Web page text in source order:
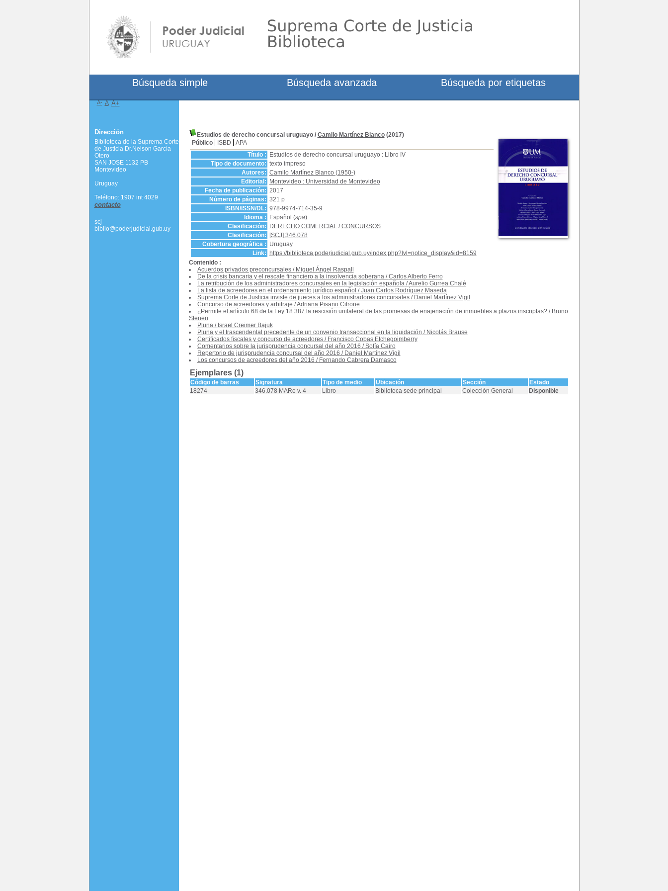
Estudios de derecho concursal uruguayo/ Camilo Martínez Blanco(2017)
Público
ISBD
APA
Título :
Estudios de derecho concursal uruguayo : Libro IV
Tipo de documento: texto impreso
Autores: Camilo Martínez Blanco (1950-)
Editorial:
Montevideo : Universidad de Montevideo
Fecha de publicación: 2017
Número de páginas: 321 p
ISBN/ISSN/DL: 978-9974-714-35-9
Idioma :
Español (spa)
Clasificación:
DERECHO COMERCIAL/CONCURSOS
Clasificación:
[SCJ] 346.078
Cobertura geográfica : Uruguay
Link:
https://biblioteca.poderjudicial.gub.uy/index.php?lvl=notice_display&id=8159
Contenido :
Acuerdos privados preconcursales/ Miguel Ángel Raspall
De la crisis bancaria y el rescate financiero a la insolvencia soberana/Carlos Alberto Ferro
La retribución de los administradores concursales en la legislación española/Aurelio Gurrea Chalé
La lista de acreedores en el ordenamiento jurídico español /Juan Carlos Rodríguez Maseda
Suprema Corte de Justicia inviste de jueces a los administradores concursales/ Daniel Martínez Vigil
Concurso de acreedores y arbitraje /Adriana Pisano Citrone
¿Permite el artículo 68 de la Ley 18.387 la rescisión unilateral de las promesas de enajenación de inmuebles a plazos inscriptas?/ Bruno
Steneri
Pluna/ Israel Creimer Bajuk
Pluna y el trascendental precedente de un convenio transaccional en la liquidación / Nicolás Brause
Certificados fiscales y concurso de acreedores/ Francisco Cobas Etchegoimberry
Comentarios sobre la jurisprudencia concursal del año 2016 /Sofía Cairo
Repertorio de jurisprudencia concursal del año 2016 / Daniel Martínez Vigil
Los concursos de acreedores del año 2016 / Fernando Cabrera Damasco
Ejemplares (1)
Código de barras Signatura Tipo de medio Ubicación Sección
Estado
18274
346.078 MARe v. 4 Libro Biblioteca sede principal Colección General Disponible
Búsqueda simple Búsqueda avanzada Búsqueda por etiquetas
A- A A+
Dirección
Biblioteca de la Suprema Corte
de Justicia Dr.Nelson García
Otero
SAN JOSE 1132 PB
Montevideo
Uruguay
Teléfono: 1907 int 4029
contacto
scj-
biblio@poderjudicial.gub.uy